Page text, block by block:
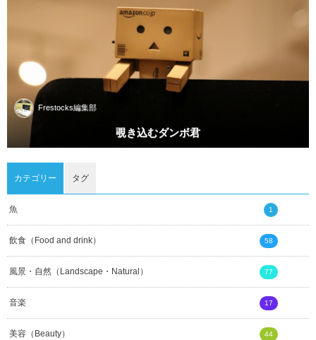
Frestocks編集部
覗き込むダンボ君
カテゴリー タグ
魚 1
飲食（Food and drink） 58
風景・自然（Landscape・Natural） 77
音楽 17
美容（Beauty） 44